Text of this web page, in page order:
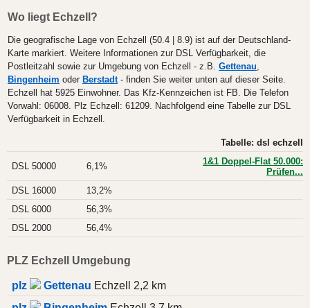
Wo liegt Echzell?
Die geografische Lage von Echzell (50.4 | 8.9) ist auf der Deutschland-
Karte markiert. Weitere Informationen zur DSL Verfügbarkeit, die
Postleitzahl sowie zur Umgebung von Echzell - z.B. Gettenau,
Bingenheim oder Berstadt- finden Sie weiter unten auf dieser Seite.
Echzell hat 5925 Einwohner. Das Kfz-Kennzeichen ist FB. Die Telefon
Vorwahl: 06008. Plz Echzell: 61209. Nachfolgend eine Tabelle zur DSL
Verfügbarkeit in Echzell.
Tabelle: dsl echzell
DSL 50000 6,1%
1&1 Doppel-Flat 50.000:
Prüfen...
DSL 16000
13,2%
DSL 6000
56,3%
DSL 2000
56,4%
PLZ Echzell Umgebung
plz Gettenau Echzell 2,2 km